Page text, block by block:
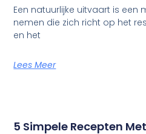
Een natuurlijke uitvaart is een
nemen die zich richt op het
en het
Lees Meer
5 Simpele Recepten